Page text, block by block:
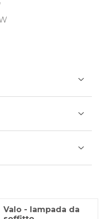
Valo - lampada da